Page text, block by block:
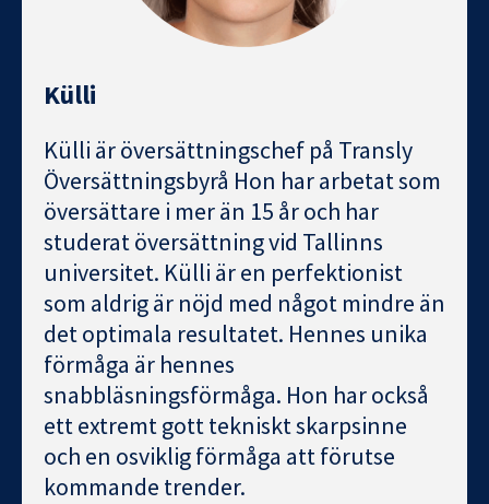
Külli
Külli är översättningschef på Transly
Översättningsbyrå Hon har arbetat som
översättare i mer än 15 år och har
studerat översättning vid Tallinns
universitet. Külli är en perfektionist
som aldrig är nöjd med något mindre än
det optimala resultatet. Hennes unika
förmåga är hennes
snabbläsningsförmåga. Hon har också
ett extremt gott tekniskt skarpsinne
och en osviklig förmåga att förutse
kommande trender.